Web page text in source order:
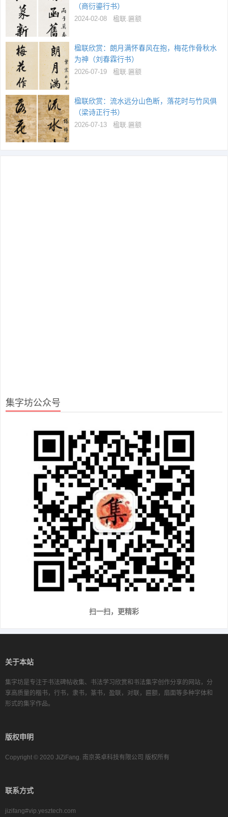
（商衍鎏行书）
2024-02-08 楹联.匾额
楹联欣赏：朗月满怀春风在抱，梅花作骨秋水
为神（刘春霖行书）
2026-07-19 楹联.匾额
楹联欣赏：流水远分山色断，落花时与竹风俱
（梁诗正行书）
2026-07-13 楹联.匾额
集字坊公众号
扫一扫，更精彩
关于本站
集字坊是专注于书法碑帖收集、书法学习欣赏和书法集字创作分享的网站，分
享高质量的楷书，行书，隶书，篆书，盈联，对联，匾额，扇面等多种字体和
形式的集字作品。
版权申明
Copyright © 2020 JiZiFang. 南京英卓科技有限公司 版权所有
联系方式
jizifang#vip.yesztech.com